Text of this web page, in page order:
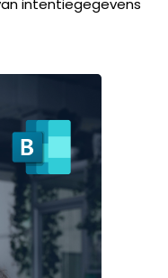
intentiegegevens